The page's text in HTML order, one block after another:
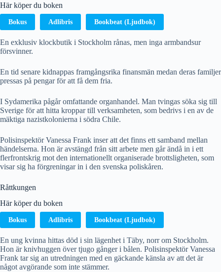
Här köper du boken
Bokus Adlibris Bookbeat (Ljudbok)
En exklusiv klockbutik i Stockholm rånas, men inga armbandsur
försvinner.
En tid senare kidnappas framgångsrika finansmän medan deras familjer
pressas på pengar för att få dem fria.
I Sydamerika pågår omfattande organhandel. Man tvingas söka sig till
Sverige för att hitta kroppar till verksamheten, som bedrivs i en av de
mäktiga nazistkolonierna i södra Chile.
Polisinspektör Vanessa Frank inser att det finns ett samband mellan
händelserna. Hon är avstängd från sitt arbete men går ändå in i ett
flerfrontskrig mot den internationellt organiserade brottsligheten, som
visar sig ha förgreningar in i den svenska poliskåren.
Råttkungen
Här köper du boken
Bokus Adlibris Bookbeat (Ljudbok)
En ung kvinna hittas död i sin lägenhet i Täby, norr om Stockholm.
Hon är knivhuggen över tjugo gånger i bålen. Polisinspektör Vanessa
Frank tar sig an utredningen med en gäckande känsla av att det är
något avgörande som inte stämmer.